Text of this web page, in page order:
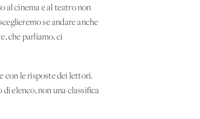
al cinema e al teatro non
se andare anche
che parliamo, ci
con le risposte dei lettori.
elenco, non una classifica